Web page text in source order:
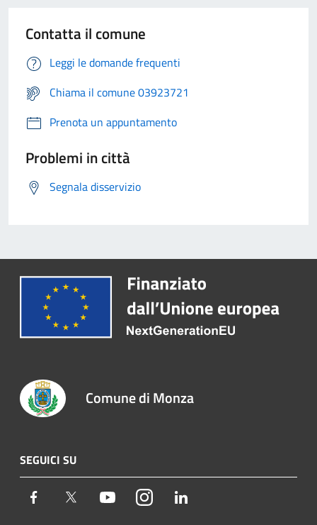
Contatta il comune
Leggi le domande frequenti
Chiama il comune 03923721
Prenota un appuntamento
Problemi in città
Segnala disservizio
Comune di Monza
SEGUICI SU
Facebook Twitter YoutubeInstagram